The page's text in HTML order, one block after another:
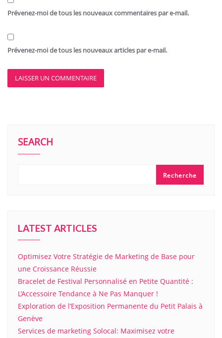
Prévenez-moi de tous les nouveaux commentaires par e-mail.
Prévenez-moi de tous les nouveaux articles par e-mail.
SEARCH
Recherche
LATEST ARTICLES
Optimisez Votre Stratégie de Marketing de Base pour
une Croissance Réussie
Bracelet de Festival Personnalisé en Petite Quantité :
L’Accessoire Tendance à Ne Pas Manquer !
Exploration de l’Exposition Permanente du Petit Palais à
Genève
Services de marketing Solocal: Maximisez votre